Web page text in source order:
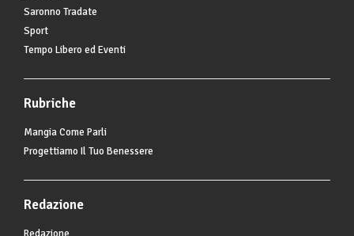
Saronno Tradate
Sport
Tempo Libero ed Eventi
Rubriche
Mangia Come Parli
Progettiamo Il Tuo Benessere
Redazione